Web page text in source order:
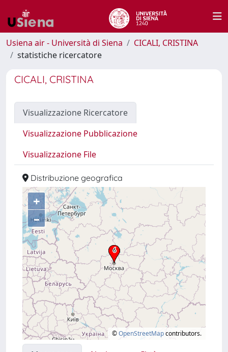
Usiena air - Università di Siena
CICALI, CRISTINA
statistiche ricercatore
CICALI, CRISTINA
Visualizzazione Ricercatore
Visualizzazione Pubblicazione
Visualizzazione File
Distribuzione geografica
+
–
©OpenStreetMapcontributors.